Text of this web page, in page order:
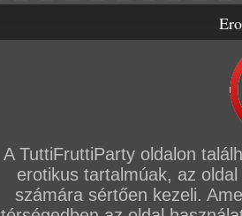
Amatőr sorozatok
A TuttiFruttiParty oldalon
erotikus tartalmúak, az
számára sértően kezeli.